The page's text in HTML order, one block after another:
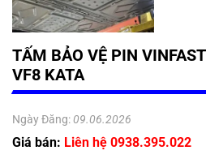
TẤM BẢO VỆ PIN VINFAST
VF8 KATA
Ngày Đăng:09.06.2026
Giá bán: Liên hệ 0938.395.022